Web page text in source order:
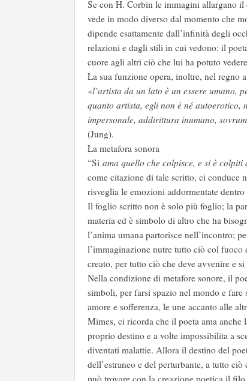
Se con H. Corbin le immagini allargano
vede in modo diverso dal momento che
dipende esattamente dall’infinità degli
relazioni e dagli stili in cui vedono: il
cuore agli altri ciò che lui ha potuto
La sua funzione opera, inoltre, nel regno
«l’artista da un lato è un essere umano,
quanto artista, egli non è né autoerotico,
impersonale, addirittura inumano,
(Jung).
La metafora sonora
“Si ama quello che colpisce, e si è
come citazione di tale scritto, ci conduce
risveglia le emozioni addormentate
Il foglio scritto non è solo più foglio; la
materia ed è simbolo di altro che ha
l’anima umana partorisce nell’incontro;
l’immaginazione nutre tutto ciò col fuoco
creato, per tutto ciò che deve avvenire e
Nella condizione di metafore sonore, il
simboli, per farsi spazio nel mondo e
amore e sofferenza, le une accanto alle
Mimes, ci ricorda che il poeta ama
proprio destino e a volte impossibilita a
diventati malattie. Allora il destino del
dell’estraneo e del perturbante, a tutto
può trovare con la creazione poetica il